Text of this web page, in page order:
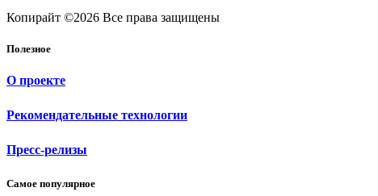
Копирайт ©2026 Все права защищены
Полезное
О проекте
Рекомендательные технологии
Пресс-релизы
Самое популярное